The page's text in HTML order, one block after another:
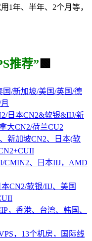
1年、半年、2个月等，
推荐” 🟩
国/新加坡/美国/英国/德
日本CN2&软银&IIJ/新
大CN2/荷兰CU2
新加坡CN2、日本(软
CMIN2、日本IIJ，AMD
CN2/软银/IIJ、美国
，香港、台湾、韩国、
，13个机房，国际线